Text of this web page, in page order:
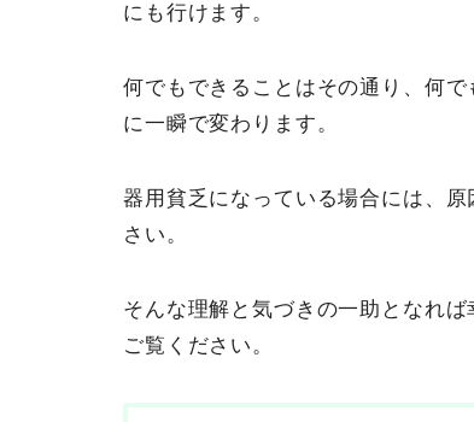
にも行けます。
何でもできることはその通り、何
に一瞬で変わります。
器用貧乏になっている場合には、
さい。
そんな理解と気づきの一助となれ
ご覧ください。